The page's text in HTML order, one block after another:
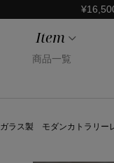
Item
商品一覧
ガラス製 モダンカトラリー